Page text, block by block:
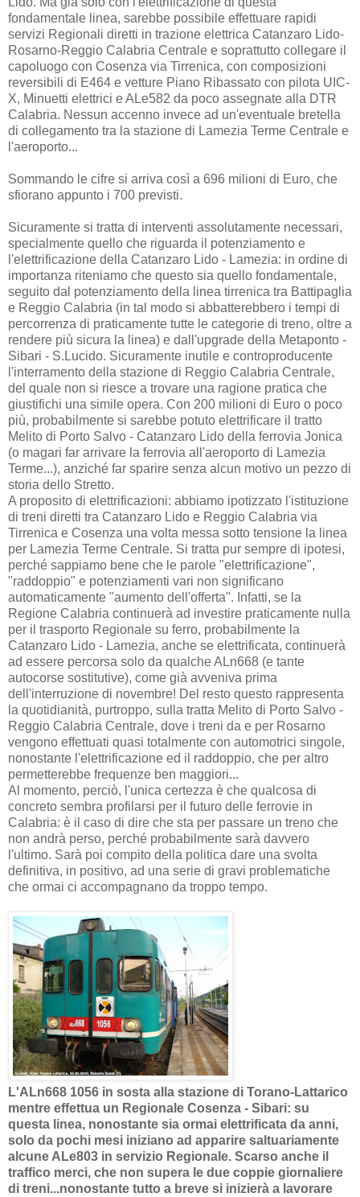
fondamentale linea, sarebbe possibile effettuare rapidi
servizi Regionali diretti in trazione elettrica Catanzaro Lido-
Rosarno-Reggio Calabria Centrale e soprattutto collegare il
capoluogo con Cosenza via Tirrenica, con composizioni
reversibili di E464 e vetture Piano Ribassato con pilota UIC-
X, Minuetti elettrici e ALe582 da poco assegnate alla DTR
Calabria. Nessun accenno invece ad un'eventuale bretella
di collegamento tra la stazione di Lamezia Terme Centrale e
l'aeroporto...
Sommando le cifre si arriva così a 696 milioni di Euro, che
sfiorano appunto i 700 previsti.
Sicuramente si tratta di interventi assolutamente necessari,
specialmente quello che riguarda il potenziamento e
l'elettrificazione della Catanzaro Lido - Lamezia: in ordine di
importanza riteniamo che questo sia quello fondamentale,
seguito dal potenziamento della linea tirrenica tra Battipaglia
e Reggio Calabria (in tal modo si abbatterebbero i tempi di
percorrenza di praticamente tutte le categorie di treno, oltre a
rendere più sicura la linea) e dall'upgrade della Metaponto -
Sibari - S.Lucido. Sicuramente inutile e controproducente
l'interramento della stazione di Reggio Calabria Centrale,
del quale non si riesce a trovare una ragione pratica che
giustifichi una simile opera. Con 200 milioni di Euro o poco
più, probabilmente si sarebbe potuto elettrificare il tratto
Melito di Porto Salvo - Catanzaro Lido della ferrovia Jonica
(o magari far arrivare la ferrovia all'aeroporto di Lamezia
Terme...), anziché far sparire senza alcun motivo un pezzo di
storia dello Stretto.
A proposito di elettrificazioni: abbiamo ipotizzato l'istituzione
di treni diretti tra Catanzaro Lido e Reggio Calabria via
Tirrenica e Cosenza una volta messa sotto tensione la linea
per Lamezia Terme Centrale. Si tratta pur sempre di ipotesi,
perché sappiamo bene che le parole "elettrificazione",
"raddoppio" e potenziamenti vari non significano
automaticamente "aumento dell'offerta". Infatti, se la
Regione Calabria continuerà ad investire praticamente nulla
per il trasporto Regionale su ferro, probabilmente la
Catanzaro Lido - Lamezia, anche se elettrificata, continuerà
ad essere percorsa solo da qualche ALn668 (e tante
autocorse sostitutive), come già avveniva prima
dell'interruzione di novembre! Del resto questo rappresenta
la quotidianità, purtroppo, sulla tratta Melito di Porto Salvo -
Reggio Calabria Centrale, dove i treni da e per Rosarno
vengono effettuati quasi totalmente con automotrici singole,
nonostante l'elettrificazione ed il raddoppio, che per altro
permetterebbe frequenze ben maggiori...
Al momento, perciò, l'unica certezza è che qualcosa di
concreto sembra profilarsi per il futuro delle ferrovie in
Calabria: è il caso di dire che sta per passare un treno che
non andrà perso, perché probabilmente sarà davvero
l'ultimo. Sarà poi compito della politica dare una svolta
definitiva, in positivo, ad una serie di gravi problematiche
che ormai ci accompagnano da troppo tempo.
L'ALn668 1056 in sosta alla stazione di Torano-Lattarico
mentre effettua un Regionale Cosenza - Sibari: su
questa linea, nonostante sia ormai elettrificata da anni,
solo da pochi mesi iniziano ad apparire saltuariamente
alcune ALe803 in servizio Regionale. Scarso anche il
traffico merci, che non supera le due coppie giornaliere
di treni...nonostante tutto a breve si inizierà a lavorare